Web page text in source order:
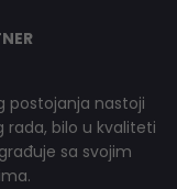
postojanja nastoji
rada, bilo u kvaliteti
sa svojim